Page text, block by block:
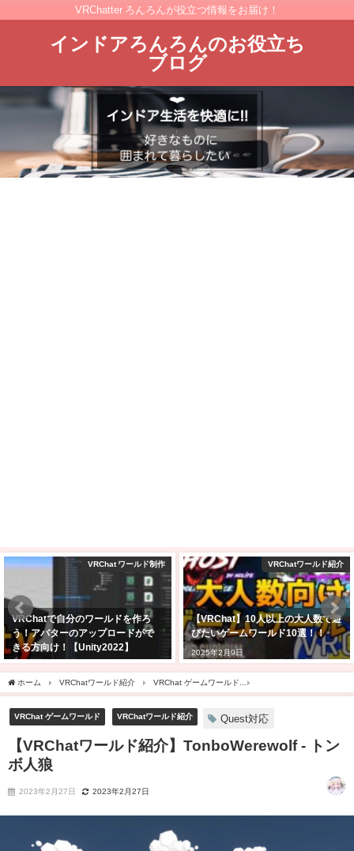
VRChatter ろんろんが役立つ情報をお届け！
インドアろんろんのお役立ち
ブログ
VRChat ワールド制作
VRChatで自分のワールドを作ろ
う！アバターのアップロードがで
きる方向け！【Unity2022】
VRChatワールド紹介
【VRChat】10人以上の大人数で遊
びたいゲームワールド10選！！
2025年2月9日
ホーム VRChatワールド紹介 VRChat ゲームワールド
VRChat ゲームワールド VRChatワールド紹介 Quest対応
【VRChatワールド紹介】TonboWerewolf - トン
ボ人狼
2023年2月27日 2023年2月27日